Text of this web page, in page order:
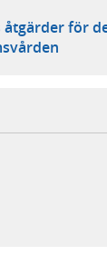
åtgärder för
i ny flik,
flik, extern
i ny flik,
din e-